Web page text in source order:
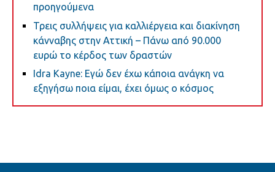
προηγούμενα
Τρεις συλλήψεις για καλλιέργεια και διακίνηση
κάνναβης στην Αττική – Πάνω από 90.000
ευρώ το κέρδος των δραστών
Idra Kayne: Εγώ δεν έχω κάποια ανάγκη να
εξηγήσω ποια είμαι, έχει όμως ο κόσμος